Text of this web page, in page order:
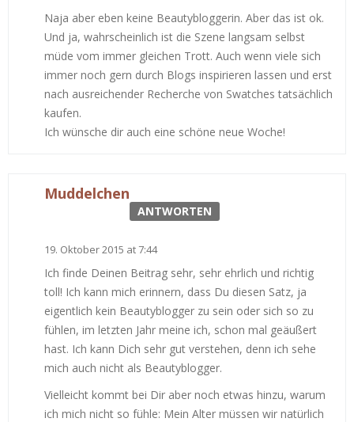
Naja aber eben keine Beautybloggerin. Aber das ist ok.
Und ja, wahrscheinlich ist die Szene langsam selbst
müde vom immer gleichen Trott. Auch wenn viele sich
immer noch gern durch Blogs inspirieren lassen und erst
nach ausreichender Recherche von Swatches tatsächlich
kaufen.
Ich wünsche dir auch eine schöne neue Woche!
Muddelchen
ANTWORTEN
19. Oktober 2015 at 7:44
Ich finde Deinen Beitrag sehr, sehr ehrlich und richtig
toll! Ich kann mich erinnern, dass Du diesen Satz, ja
eigentlich kein Beautyblogger zu sein oder sich so zu
fühlen, im letzten Jahr meine ich, schon mal geäußert
hast. Ich kann Dich sehr gut verstehen, denn ich sehe
mich auch nicht als Beautyblogger.
Vielleicht kommt bei Dir aber noch etwas hinzu, warum
ich mich nicht so fühle: Mein Alter müssen wir natürlich